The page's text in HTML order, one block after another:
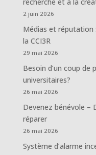
2 juin 2026
Médias et réputation
la CCI3R
29 mai 2026
Besoin d’un coup de
universitaires?
26 mai 2026
Devenez bénévole –
réparer
26 mai 2026
Système d’alarme